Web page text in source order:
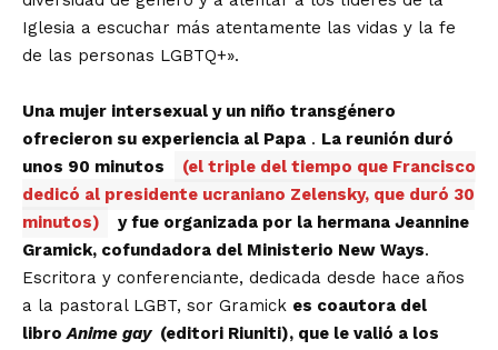
Iglesia a escuchar más atentamente las vidas y la fe
de las personas LGBTQ+».
Una mujer intersexual y un niño transgénero
ofrecieron su experiencia al Papa . La reunión duró
unos 90 minutos
(el triple del tiempo que Francisco
dedicó al presidente ucraniano Zelensky, que duró 30
minutos)
y fue organizada por la hermana Jeannine
Gramick, cofundadora del Ministerio New Ways.
Escritora y conferenciante, dedicada desde hace años
a la pastoral LGBT, sor Gramick es coautora del
libroAnime gay(editori Riuniti), que le valió a los